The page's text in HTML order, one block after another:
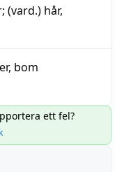
; (vard.) hår,
, bom
ett fel?